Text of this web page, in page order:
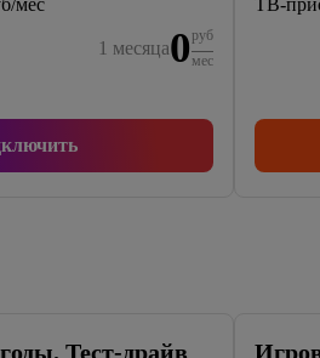
1 месяца0руб
мес
Тест-драйв